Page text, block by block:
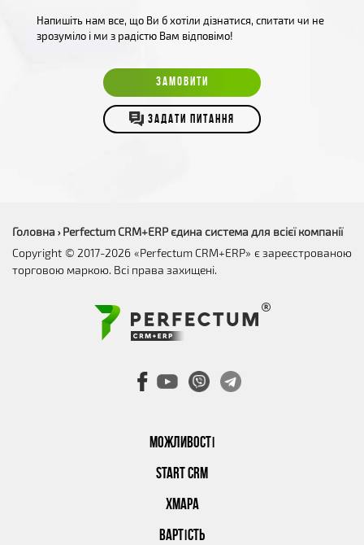
Напишіть нам все, що Ви б хотіли дізнатися, спитати чи не
зрозуміло і ми з радістю Вам відповімо!
ЗАМОВИТИ
ЗАДАТИ ПИТАННЯ
МОЖЛИВОСТІ
START CRM
ХМАРА
ВАРТІСТЬ
Головна › Perfectum CRM+ERP єдина система для всієї компанії
Copyright © 2017-2026 «Perfectum CRM+ERP» є зареєстрованою
торговою маркою. Всі права захищені.